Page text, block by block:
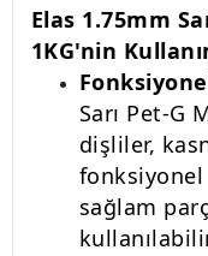
Elas 1.75mm
1KG'nin
Sarı Pet-G
dişliler,
fonksiyonel
sağlam